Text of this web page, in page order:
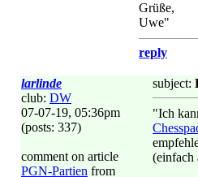
Grüße,
Uwe"
reply
larlinde
club: DW
07-07-19, 05:36pm
(posts: 337)
comment on article
PGN-Partien from
subject:
"Ich
(einfach